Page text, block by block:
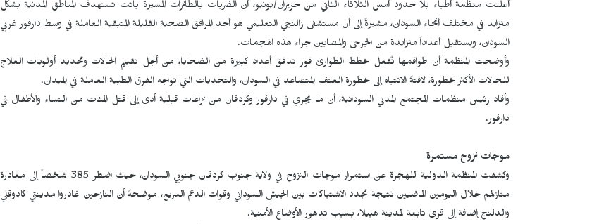
​أعلنت منظمة أطباء بلا حدود أمس الثلاثاء الثاني من حزيران/يونيو، أن الضربات بالطائرات المسيرة باتت تستهدف المناطق المدنية بشكل
متزايد في مختلف أنحاء السودان، مشيرةً إلى أن مستشفى زالنجي التعليمي هو أحد المرافق الصحية القليلة المتبقية العاملة في وسط دارفور غربي
السودان، ويستقبل أعداداً متزايدة من الجرحى والمصابين جراء هذه الهجمات.
وأوضحت المنظمة أن طواقمها تٌفعل خطط الطوارئ فور تدفق أعداد كبيرة من الضحايا، من أجل تقييم الحالات وتحديد أولويات العلاج
للحالات الأكثر خطورة، لافتةً الانتباه إلى خطورة العنف المتصاعد في السودان، والتحديات التي تواجه الفرق الطبية العاملة في الميدان.​
وأفاد رئيس منظمات المجتمع المدني السودانية، أن ما يجري في دارفور وكردفان من نزاعات قبلية أدى إلى قتل المئات من النساء والأطفال في
دارفور.
موجات نزوح مستمرة
وكشفت المنظمة الدولية للهجرة عن استمرار موجات النزوح في ولاية جنوب كردفان جنوبي السودان، حيث اضطر 385 شخصاً إلى مغادرة
منازلهم خلال اليومين الماضيين نتيجة تجدد الاشتباكات بين الجيش السوداني وقوات الدعم السريع، موضحةً أن النازحين غادروا مدينتي كادوقلي
والدلنج إضافة إلى قرى تابعة لمدينة هبيلا، بسبب تدهور الأوضاع الأمنية.